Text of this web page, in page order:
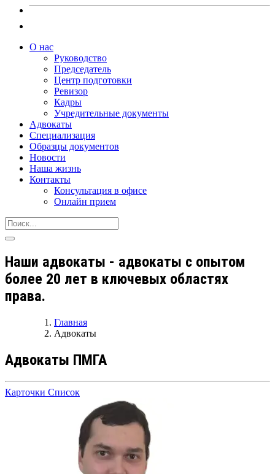
О нас
Руководство
Председатель
Центр подготовки
Ревизор
Кадры
Учредительные документы
Адвокаты
Специализация
Образцы документов
Новости
Наша жизнь
Контакты
Консультация в офисе
Онлайн прием
Наши адвокаты - адвокаты с опытом
более 20 лет в ключевых областях
права.
Главная
Адвокаты
Адвокаты ПМГА
Карточки Список